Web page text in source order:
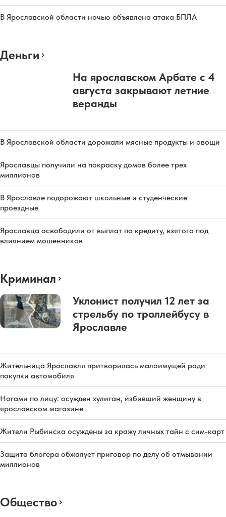
В Ярославской области ночью объявлена атака БПЛА
Деньги
На ярославском Арбате с 4
августа закрывают летние
веранды
В Ярославской области дорожали мясные продукты и овощи
Ярославцы получили на покраску домов более трех
миллионов
В Ярославле подорожают школьные и студенческие
проездные
Ярославца освободили от выплат по кредиту, взятого под
влиянием мошенников
Криминал
Уклонист получил 12 лет за
стрельбу по троллейбусу в
Ярославле
Жительница Ярославля притворилась малоимущей ради
покупки автомобиля
Ногами по лицу: осужден хулиган, избивший женщину в
ярославском магазине
Жители Рыбинска осуждены за кражу личных тайн с сим-карт
Защита блогера обжалует приговор по делу об отмывании
миллионов
Общество